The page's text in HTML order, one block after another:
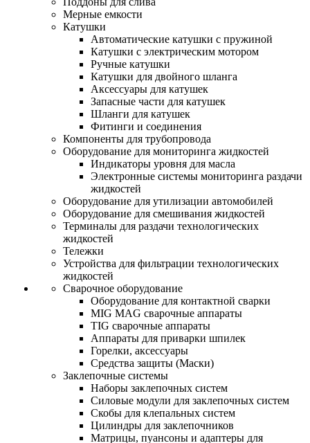
Мерные емкости
Катушки
Автоматические катушки с пружиной
Катушки с электрическим мотором
Ручные катушки
Катушки для двойного шланга
Аксессуары для катушек
Запасные части для катушек
Шланги для катушек
Фитинги и соединения
Компоненты для трубопровода
Оборудование для мониторинга жидкостей
Индикаторы уровня для масла
Электронные системы мониторинга раздачи
жидкостей
Оборудование для утилизации автомобилей
Оборудование для смешивания жидкостей
Терминалы для раздачи технологических
жидкостей
Тележки
Устройства для фильтрации технологических
жидкостей
Сварочное оборудование
Оборудование для контактной сварки
MIG MAG сварочные аппараты
TIG сварочные аппараты
Аппараты для приварки шпилек
Горелки, аксессуары
Средства защиты (Маски)
Заклепочные системы
Наборы заклепочных систем
Силовые модули для заклепочных систем
Скобы для клепальных систем
Цилиндры для заклепочников
Матрицы, пуансоны и адаптеры для